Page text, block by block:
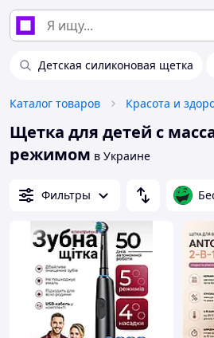
Детская силиконовая щетка
Каталог товаров Красота и
Щетка для детей с
режимом в Украине
Фильтры